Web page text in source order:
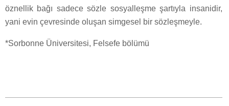
öznellik bağı sadece sözle sosyalleşme şartıyla insanidir,
yani evin çevresinde oluşan simgesel bir sözleşmeyle.
*Sorbonne Üniversitesi, Felsefe bölümü